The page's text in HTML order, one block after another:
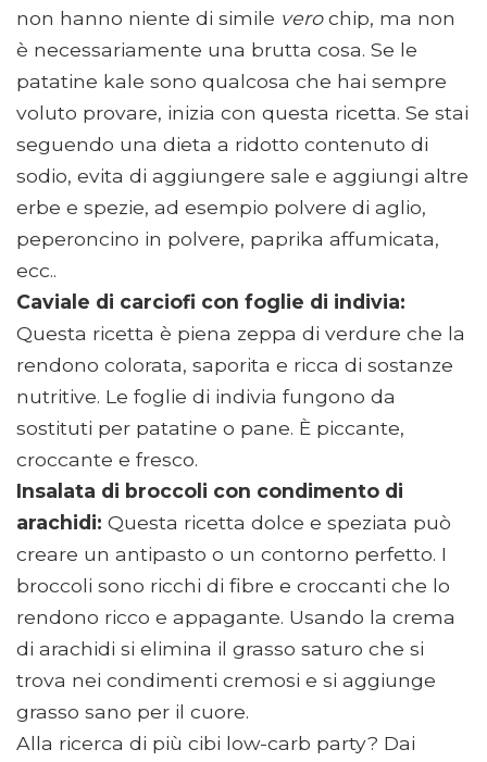
non hanno niente di simile verochip, ma non
è necessariamente una brutta cosa. Se le
patatine kale sono qualcosa che hai sempre
voluto provare, inizia con questa ricetta. Se stai
seguendo una dieta a ridotto contenuto di
sodio, evita di aggiungere sale e aggiungi altre
erbe e spezie, ad esempio polvere di aglio,
peperoncino in polvere, paprika affumicata,
ecc..
Caviale di carciofi con foglie di indivia:
Questa ricetta è piena zeppa di verdure che la
rendono colorata, saporita e ricca di sostanze
nutritive. Le foglie di indivia fungono da
sostituti per patatine o pane. È piccante,
croccante e fresco.
Insalata di broccoli con condimento di
arachidi: Questa ricetta dolce e speziata può
creare un antipasto o un contorno perfetto. I
broccoli sono ricchi di fibre e croccanti che lo
rendono ricco e appagante. Usando la crema
di arachidi si elimina il grasso saturo che si
trova nei condimenti cremosi e si aggiunge
grasso sano per il cuore.
Alla ricerca di più cibi low-carb party? Dai